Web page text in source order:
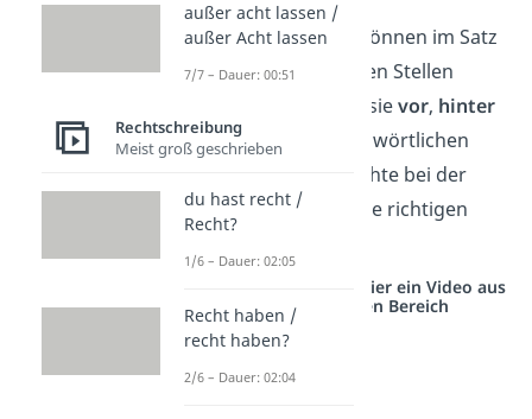
Redebegleitsätze können im Satz
an unterschiedlichen Stellen
stehen. Du kannst sievor, hinter
odermitten in
der wörtlichen
Rede schreiben. Achte bei der
Verwendung auf die richtigen
Studyflix vernetzt: Hier ein Video aus
einem anderen Bereich
außer acht lassen /
außer Acht lassen
7/7 – Dauer: 00:51
Rechtschreibung
Meist groß geschrieben
du hast recht /
Recht?
1/6 – Dauer: 02:05
Recht haben /
recht haben?
2/6 – Dauer: 02:04